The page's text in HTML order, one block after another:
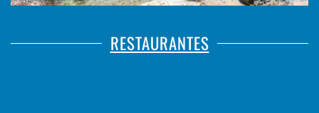
RESTAURANTES